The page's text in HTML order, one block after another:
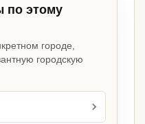
по этому
городе,
городскую